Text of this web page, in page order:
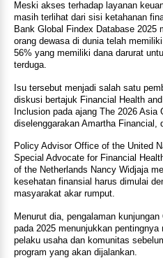
Meski akses terhadap layanan
masih terlihat dari sisi ketahanan
Bank Global Findex Database 2025
orang dewasa di dunia telah
56% yang memiliki dana darurat
terduga.
Isu tersebut menjadi salah satu
diskusi bertajuk Financial Health
Inclusion pada ajang The 2026 Asia
diselenggarakan Amartha Financial,
Policy Advisor Office of the United
Special Advocate for Financial
of the Netherlands Nancy Widjaja
kesehatan finansial harus dimulai
masyarakat akar rumput.
Menurut dia, pengalaman
pada 2025 menunjukkan
pelaku usaha dan komunitas
program yang akan dijalankan.